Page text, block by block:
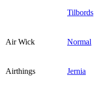
Tilbords
Air Wick Normal
Airthings Jernia